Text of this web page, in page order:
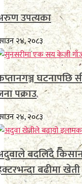
उपत्यका
२४, २०८३
घटनापछि
पक्राउ
२४, २०८३
बदलिँदै
बढीमा खेती